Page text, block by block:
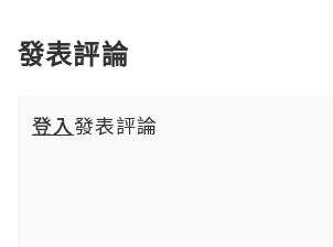
發表評論
登入發表評論